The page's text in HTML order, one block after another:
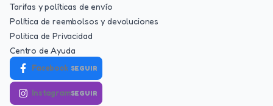
Tarifas y políticas de envío
Política de reembolsos y devoluciones
Politica de Privacidad
Centro de Ayuda
Facebook SEGUIR
InstagramSEGUIR